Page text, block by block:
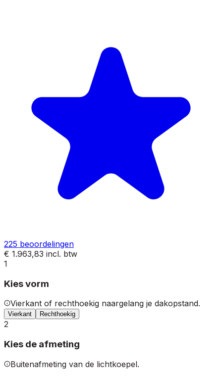
225 beoordelingen
€ 1.963,83 incl. btw
1
Kies vorm
Vierkant of rechthoekig naargelang je dakopstand.
Vierkant Rechthoekig
2
Kies de afmeting
Buitenafmeting van de lichtkoepel.